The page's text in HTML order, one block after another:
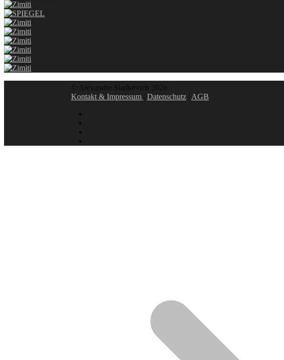
Kontakt & Impressum
Datenschutz| AGB